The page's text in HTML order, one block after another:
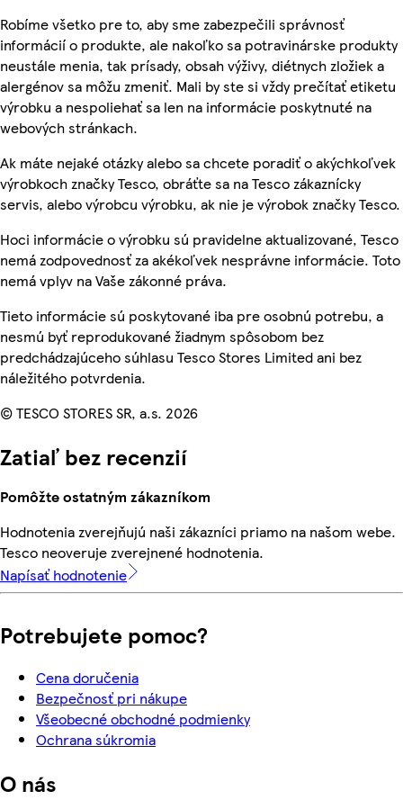
Robíme všetko pre to, aby sme zabezpečili správnosť
informácií o produkte, ale nakoľko sa potravinárske produkty
neustále menia, tak prísady, obsah výživy, diétnych zložiek a
alergénov sa môžu zmeniť. Mali by ste si vždy prečítať etiketu
výrobku a nespoliehať sa len na informácie poskytnuté na
webových stránkach.
Ak máte nejaké otázky alebo sa chcete poradiť o akýchkoľvek
výrobkoch značky Tesco, obráťte sa na Tesco zákaznícky
servis, alebo výrobcu výrobku, ak nie je výrobok značky Tesco.
Hoci informácie o výrobku sú pravidelne aktualizované, Tesco
nemá zodpovednosť za akékoľvek nesprávne informácie. Toto
nemá vplyv na Vaše zákonné práva.
Tieto informácie sú poskytované iba pre osobnú potrebu, a
nesmú byť reprodukované žiadnym spôsobom bez
predchádzajúceho súhlasu Tesco Stores Limited ani bez
náležitého potvrdenia.
© TESCO STORES SR, a.s. 2026
Zatiaľ bez recenzií
Pomôžte ostatným zákazníkom
Hodnotenia zverejňujú naši zákazníci priamo na našom webe.
Tesco neoveruje zverejnené hodnotenia.
Napísať hodnotenie
Potrebujete pomoc?
Cena doručenia
Bezpečnosť pri nákupe
Všeobecné obchodné podmienky
Ochrana súkromia
O nás